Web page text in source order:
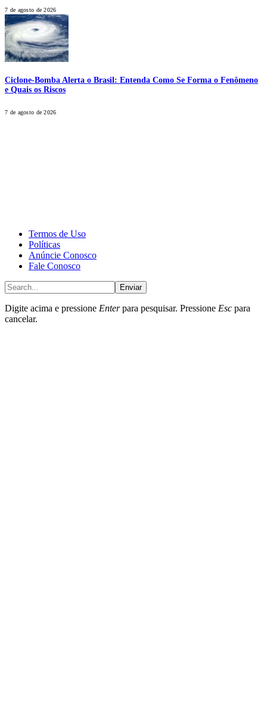
7 de agosto de 2026
Ciclone-Bomba Alerta o Brasil: Entenda Como Se Forma o Fenômeno
e Quais os Riscos
7 de agosto de 2026
Termos de Uso
Políticas
Anúncie Conosco
Fale Conosco
Enviar
Digite acima e pressione Enterpara pesquisar. Pressione Esc para
cancelar.